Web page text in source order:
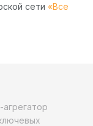
сети «Все